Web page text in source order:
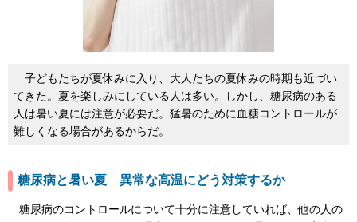
子どもたちが夏休みに入り、大人たちの夏休みの時期も近づい
てきた。夏を楽しみにしている人は多い。しかし、糖尿病のある
人は暑い夏には注意が必要だ。猛暑のために血糖コントロールが
難しくなる場合があるからだ。
糖尿病と暑い夏 異常な高温にどう対策するか
糖尿病のコントロールについて十分に注意していれば、他の人の